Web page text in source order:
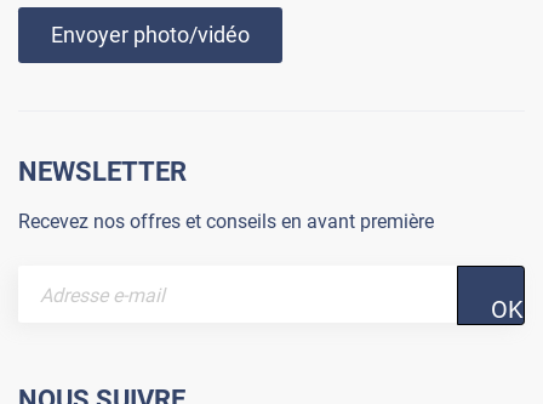
Envoyer photo/vidéo
NEWSLETTER
Recevez nos offres et conseils en avant première
OK